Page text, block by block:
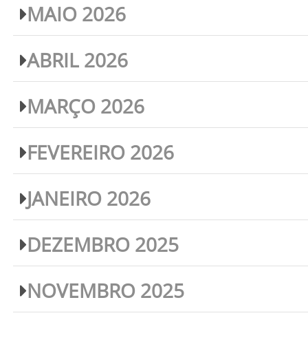
MAIO 2026
ABRIL 2026
MARÇO 2026
FEVEREIRO 2026
JANEIRO 2026
DEZEMBRO 2025
NOVEMBRO 2025